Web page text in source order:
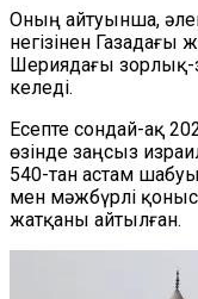
Оның айтуынша,
негізінен
Шериядағы зорлық-
келеді.
Есепте сондай-ақ
өзінде заңсыз
540-тан астам
мен мәжбүрлі
жатқаны айтылған.